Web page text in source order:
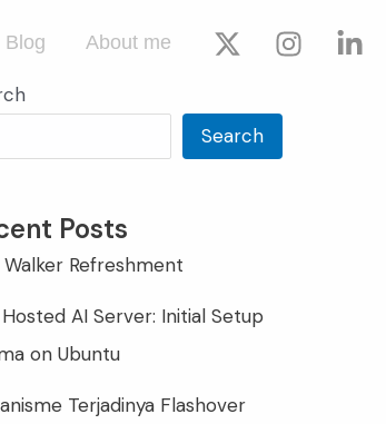
Blog About me
Search
Posts
Walker Refreshment
AI Server: Initial Setup
on Ubuntu
Terjadinya Flashover